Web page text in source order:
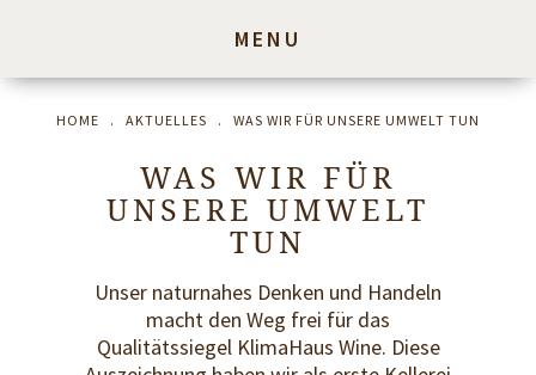
MENU
HOME . AKTUELLES . WAS WIR FÜR UNSERE UMWELT TUN
WAS WIR FÜR
UNSERE UMWELT
TUN
Unser naturnahes Denken und Handeln
macht den Weg frei für das
Qualitätssiegel KlimaHaus Wine. Diese